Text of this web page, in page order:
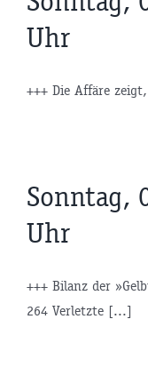
Uhr
+++ Die Affäre
Sonntag,
Uhr
+++ Bilanz der
264 Verletzte [...]